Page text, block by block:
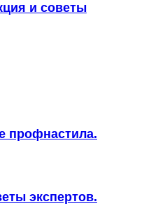
и советы
профнастила.
экспертов.